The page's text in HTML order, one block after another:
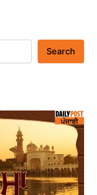
Search